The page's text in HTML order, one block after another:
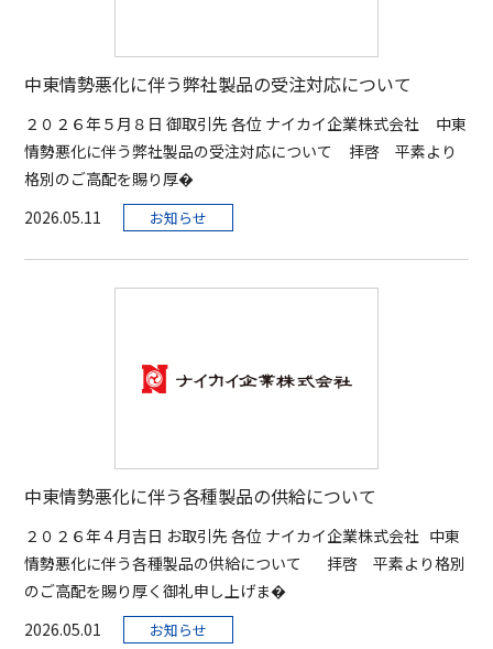
中東情勢悪化に伴う弊社製品の受注対応について
２０２６年５月８日 御取引先 各位 ナイカイ企業株式会社 中東
情勢悪化に伴う弊社製品の受注対応について 拝啓 平素より
格別のご高配を賜り厚�
2026.05.11
お知らせ
中東情勢悪化に伴う各種製品の供給について
２０２６年４月吉日 お取引先 各位 ナイカイ企業株式会社 中東
情勢悪化に伴う各種製品の供給について 拝啓 平素より格別
のご高配を賜り厚く御礼申し上げま�
2026.05.01
お知らせ